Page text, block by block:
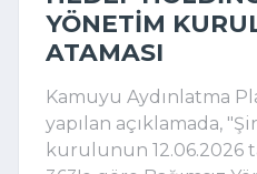
YÖNETIM
ATAMASI
Kamuyu Aydınlatma
yapılan açıklamada, "
kurulunun 12.06.2026